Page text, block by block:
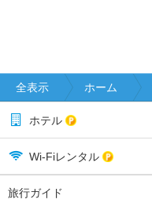
全表示 ホーム
ホテル
Wi-Fiレンタル
旅行ガイド